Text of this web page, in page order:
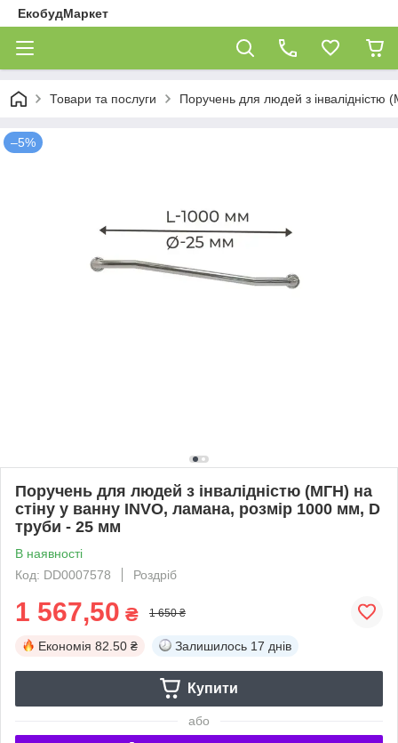
ЕкобудМаркет
Товари та послуги Поручень для людей з
–5%
Поручень для людей з інвалідністю (МГН) на
стіну у ванну INVO, ламана, розмір 1000 мм, D
труби - 25 мм
В наявності
Код: DD0007578
Роздріб
1 567,50 ₴ 1 650 ₴
Економія 82.50 ₴ Залишилось 17 днів
Купити
або